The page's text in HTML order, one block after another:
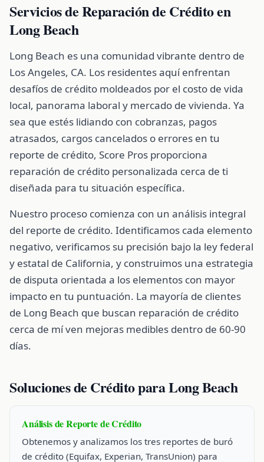
Servicios de Reparación de Crédito en
Long Beach
Long Beach es una comunidad vibrante dentro de
Los Angeles, CA. Los residentes aquí enfrentan
desafíos de crédito moldeados por el costo de vida
local, panorama laboral y mercado de vivienda. Ya
sea que estés lidiando con cobranzas, pagos
atrasados, cargos cancelados o errores en tu
reporte de crédito, Score Pros proporciona
reparación de crédito personalizada cerca de ti
diseñada para tu situación específica.
Nuestro proceso comienza con un análisis integral
del reporte de crédito. Identificamos cada elemento
negativo, verificamos su precisión bajo la ley federal
y estatal de California, y construimos una estrategia
de disputa orientada a los elementos con mayor
impacto en tu puntuación. La mayoría de clientes
de Long Beach que buscan reparación de crédito
cerca de mí ven mejoras medibles dentro de 60-90
días.
Soluciones de Crédito para Long Beach
Análisis de Reporte de Crédito
Obtenemos y analizamos los tres reportes de buró
de crédito (Equifax, Experian, TransUnion) para